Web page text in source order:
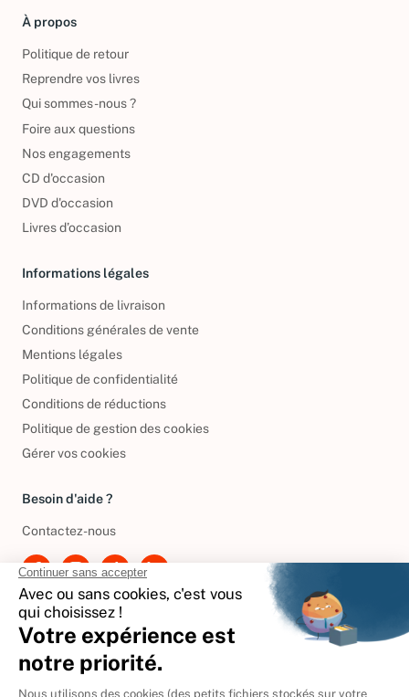
À propos
Politique de retour
Reprendre vos livres
Qui sommes-nous ?
Foire aux questions
Nos engagements
CD d'occasion
DVD d'occasion
Livres d’occasion
Informations légales
Informations de livraison
Conditions générales de vente
Mentions légales
Politique de confidentialité
Conditions de réductions
Politique de gestion des cookies
Gérer vos cookies
Besoin d'aide ?
Contactez-nous
International
🇪🇸 Espagne
🇩🇪Allemagne